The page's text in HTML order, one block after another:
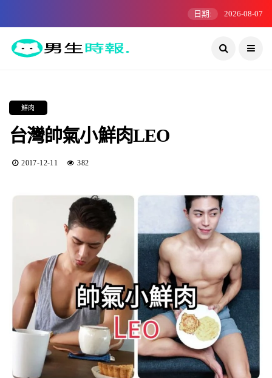
日期: 2026-08-07
鮮肉
台灣帥氣小鮮肉LEO
2017-12-11 382